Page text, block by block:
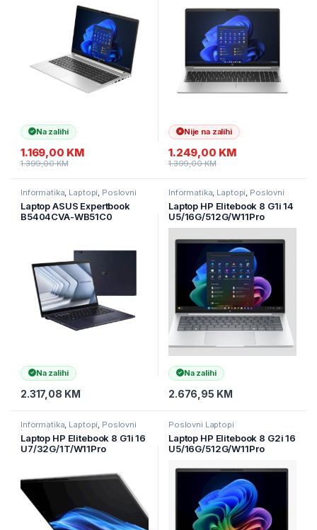
Na zalihi
1.169,00 KM
1.399,00KM
silver
Nije na zalihi
1.249,00 KM
1.399,00KM
Informatika, Laptopi, Poslovni
Laptop ASUS Expertbook
B5404CVA-WB51C0
Na zalihi
2.317,08 KM
Informatika, Laptopi, Poslovni
Laptop HP Elitebook 8 G1i 14
U5/16G/512G/W11Pro
(C15A8ET)
Na zalihi
2.676,95 KM
Informatika, Laptopi, Poslovni
Laptopi
Laptop HP Elitebook 8 G1i 16
U7/32G/1T/W11Pro
Poslovni Laptopi
Laptop HP Elitebook 8 G2i 16
U5/16G/512G/W11Pro